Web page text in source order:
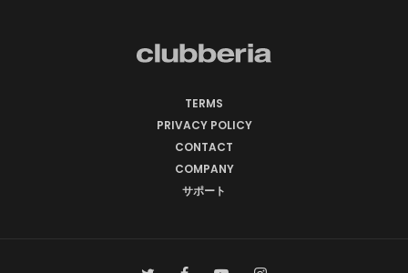
TERMS
PRIVACY POLICY
CONTACT
COMPANY
サポート